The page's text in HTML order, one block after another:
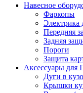
Навесное
Фаркопы
Электрика
Передняя
Задняя
Пороги
Защита
Аксессуары
Дуги в
Крышки